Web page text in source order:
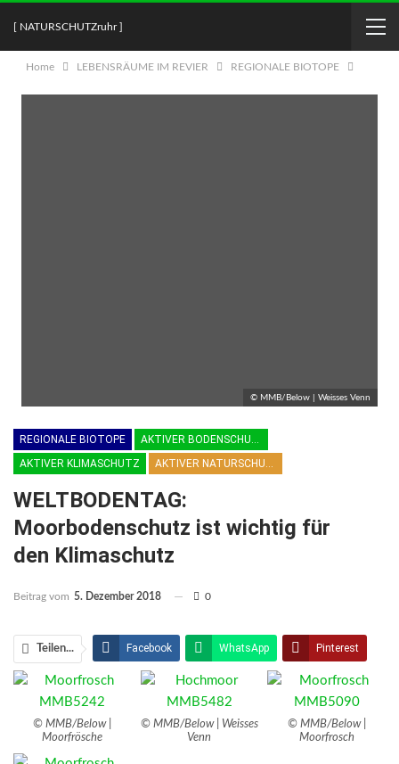
[ NATURSCHUTZruhr ]
Home LEBENSRÄUME IM REVIER REGIONALE BIOTOPE
© MMB/Below | Weisses Venn
REGIONALE BIOTOPE
AKTIVER BODENSCHUTZ
AKTIVER KLIMASCHUTZ
AKTIVER NATURSCHUTZ
WELTBODENTAG:
Moorbodenschutz ist wichtig für
den Klimaschutz
Beitrag vom 5. Dezember 2018 0
Teilen... Facebook WhatsApp Pinterest
Email Linkedin Telegram
Facebook Messenger
© MMB/Below |
Moorfrösche
© MMB/Below | Weisses
Venn
© MMB/Below |
Moorfrosch